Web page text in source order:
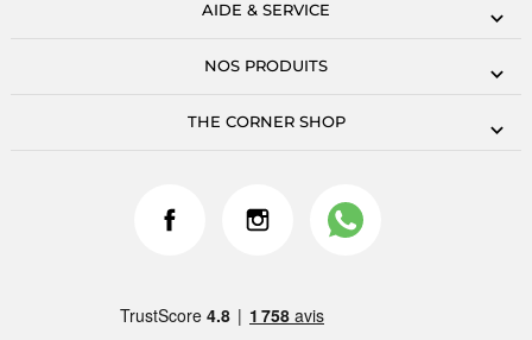
AIDE & SERVICE
NOS PRODUITS
THE CORNER SHOP